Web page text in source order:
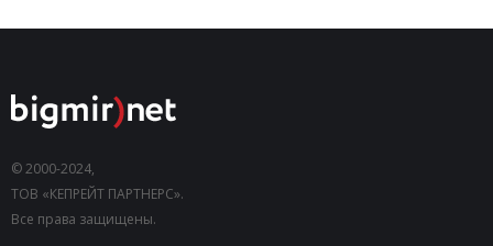
© 2000-2024,
ТОВ «КЕПРЕЙТ ПАРТНЕРС».
Все права защищены.